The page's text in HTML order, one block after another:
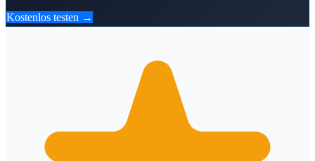
Kostenlos testen →